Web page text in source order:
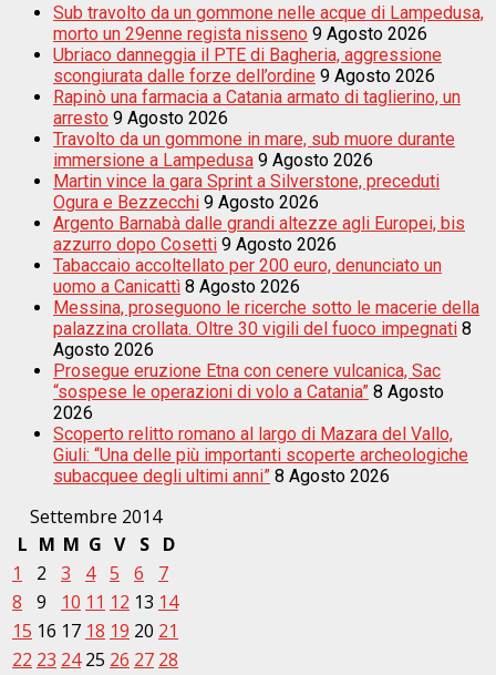
Sub travolto da un gommone nelle acque di Lampedusa,
morto un 29enne regista nisseno 9 Agosto 2026
Ubriaco danneggia il PTE di Bagheria, aggressione
scongiurata dalle forze dell’ordine 9 Agosto 2026
Rapinò una farmacia a Catania armato di taglierino, un
arresto 9 Agosto 2026
Travolto da un gommone in mare, sub muore durante
immersione a Lampedusa 9 Agosto 2026
Martin vince la gara Sprint a Silverstone, preceduti
Ogura e Bezzecchi 9 Agosto 2026
Argento Barnabà dalle grandi altezze agli Europei, bis
azzurro dopo Cosetti 9 Agosto 2026
Tabaccaio accoltellato per 200 euro, denunciato un
uomo a Canicattì 8 Agosto 2026
Messina, proseguono le ricerche sotto le macerie della
palazzina crollata. Oltre 30 vigili del fuoco impegnati 8
Agosto 2026
Prosegue eruzione Etna con cenere vulcanica, Sac
“sospese le operazioni di volo a Catania” 8 Agosto
2026
Scoperto relitto romano al largo di Mazara del Vallo,
Giuli: “Una delle più importanti scoperte archeologiche
subacquee degli ultimi anni” 8 Agosto 2026
Settembre 2014
L M M G V S
D
1
2 3 4 5 6
7
8
9 10 11 12 13 14
15 16 17 18 19 20 21
22 23 24 25 26 27 28